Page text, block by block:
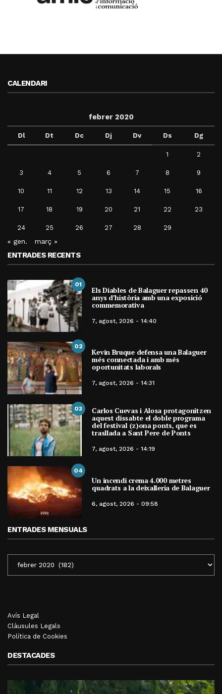
CALENDARI
febrer 2020
Dl Dt Dc Dj Dv Ds Dg
1 2
3 4 5 6 7 8 9
10 11 12 13 14 15 16
17 18 19 20 21 22 23
24 25 26 27 28 29
« gen. març »
ENTRADES RECENTS
01
Els Diables de Balaguer repassen 40
anys d’història amb una exposició
commemorativa
7, agost, 2026 - 14:40
02
Kevin Bruque defensa una Balaguer
més connectada i amb més
oportunitats laborals
7, agost, 2026 - 14:31
03 Carlos Cuevas i Alosa protagonitzen
aquest dissabte el doble programa
del festival (z)ona ponts, que es
trasllada a Sant Pere de Ponts
7, agost, 2026 - 14:19
04
Un incendi crema 4.000 metres
quadrats a la deixalleria de Balaguer
6, agost, 2026 - 09:58
ENTRADES MENSUALS
MENSUALS
Avís Legal
Clàusules Legals
Política de Cookies
DESTACADES